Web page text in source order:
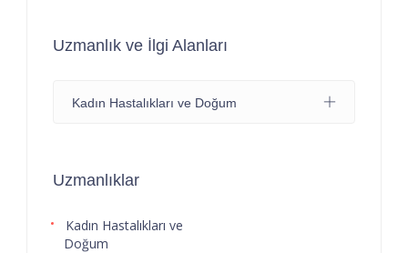
Uzmanlık ve İlgi Alanları
Kadın Hastalıkları ve Doğum
Uzmanlıklar
Kadın Hastalıkları ve
Doğum